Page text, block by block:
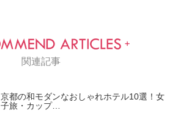
関連記事
京都の和モダンなおしゃれホテル10選！女
子旅・カップ…